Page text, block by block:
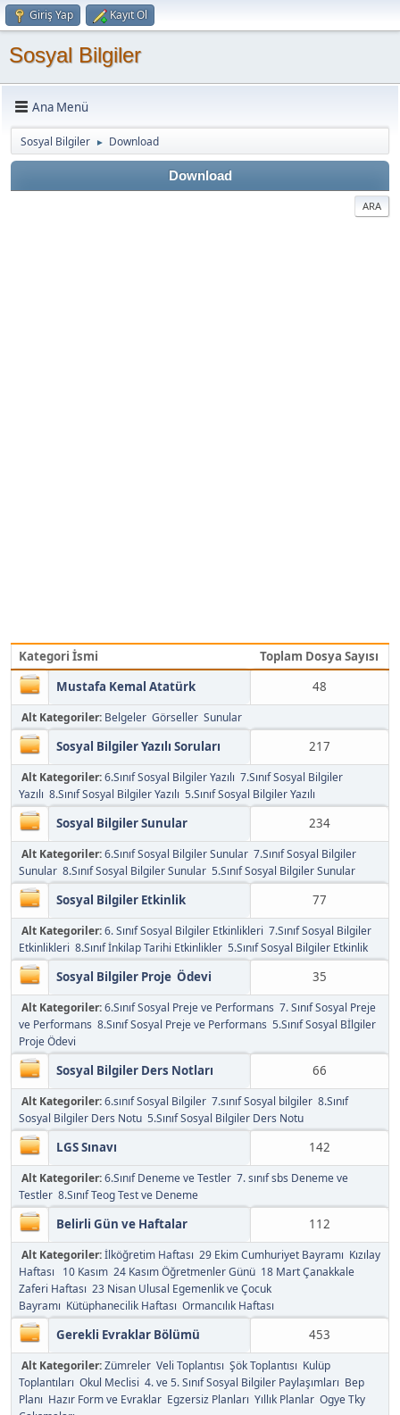
Giriş Yap Kayıt Ol
Sosyal Bilgiler
Ana Menü
Sosyal Bilgiler ► Download
Download
ARA
Kategori İsmi
Toplam Dosya Sayısı
Mustafa Kemal Atatürk
48
Alt Kategoriler: Belgeler Görseller Sunular
Sosyal Bilgiler Yazılı Soruları 217
Alt Kategoriler:6.Sınıf Sosyal Bilgiler Yazılı 7.Sınıf Sosyal Bilgiler
Yazılı 8.Sınıf Sosyal Bilgiler Yazılı 5.Sınıf Sosyal Bilgiler Yazılı
Sosyal Bilgiler Sunular 234
Alt Kategoriler:6.Sınıf Sosyal Bilgiler Sunular 7.Sınıf Sosyal Bilgiler
Sunular 8.Sınıf Sosyal Bilgiler Sunular 5.Sınıf Sosyal Bilgiler Sunular
Sosyal Bilgiler Etkinlik 77
Alt Kategoriler:6. Sınıf Sosyal Bilgiler Etkinlikleri 7.Sınıf Sosyal Bilgiler
Etkinlikleri 8.Sınıf İnkilap Tarihi Etkinlikler 5.Sınıf Sosyal Bilgiler Etkinlik
Sosyal Bilgiler Proje Ödevi 35
Alt Kategoriler:6.Sınıf Sosyal Preje ve Performans 7. Sınıf Sosyal Preje
ve Performans 8.Sınıf Sosyal Preje ve Performans 5.Sınıf Sosyal Bİlgiler
Proje Ödevi
Sosyal Bilgiler Ders Notları 66
Alt Kategoriler:6.sınıf Sosyal Bilgiler 7.sınıf Sosyal bilgiler 8.Sınıf
Sosyal Bilgiler Ders Notu 5.Sınıf Sosyal Bilgiler Ders Notu
LGS Sınavı 142
Alt Kategoriler:6.Sınıf Deneme ve Testler 7. sınıf sbs Deneme ve
Testler 8.Sınıf Teog Test ve Deneme
Belirli Gün ve Haftalar 112
Alt Kategoriler:İlköğretim Haftası 29 Ekim Cumhuriyet Bayramı Kızılay
Haftası
10 Kasım 24 Kasım Öğretmenler Günü 18 Mart Çanakkale
Zaferi Haftası 23 Nisan Ulusal Egemenlik ve Çocuk
Bayramı Kütüphanecilik Haftası Ormancılık Haftası
Gerekli Evraklar Bölümü 453
Alt Kategoriler:Zümreler Veli Toplantısı Şök Toplantısı Kulüp
Toplantıları Okul Meclisi 4. ve 5. Sınıf Sosyal Bilgiler Paylaşımları Bep
Planı Hazır Form ve Evraklar Egzersiz Planları Yıllık Planlar Ogye Tky